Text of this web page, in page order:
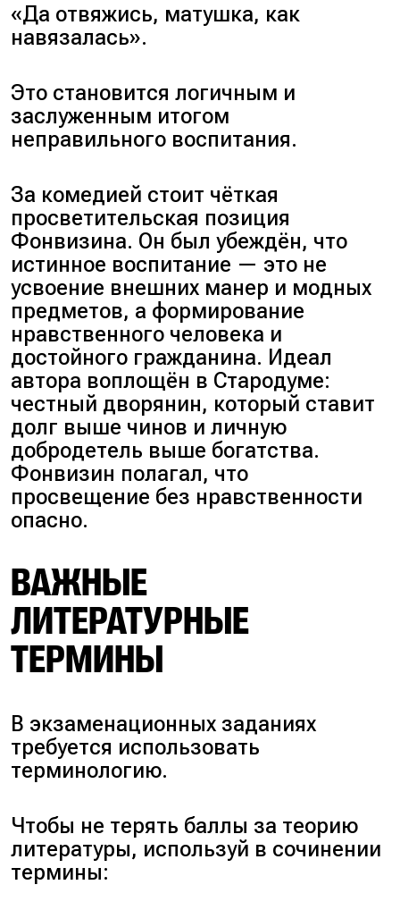
«Да отвяжись, матушка, как
навязалась».
Это становится логичным и
заслуженным итогом
неправильного воспитания.
За комедией стоит чёткая
просветительская позиция
Фонвизина. Он был убеждён, что
истинное воспитание — это не
усвоение внешних манер и модных
предметов, а формирование
нравственного человека и
достойного гражданина. Идеал
автора воплощён в Стародуме:
честный дворянин, который ставит
долг выше чинов и личную
добродетель выше богатства.
Фонвизин полагал, что
просвещение без нравственности
опасно.
ВАЖНЫЕ
ЛИТЕРАТУРНЫЕ
ТЕРМИНЫ
В экзаменационных заданиях
требуется использовать
терминологию.
Чтобы не терять баллы за теорию
литературы, используй в сочинении
термины: